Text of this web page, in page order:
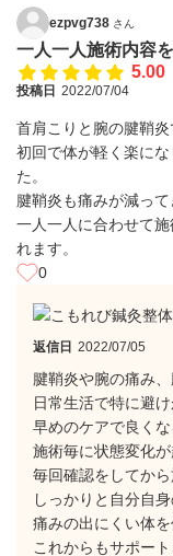
ezpvg738 さん
一人一人施術内容
5.00
投稿日 2022/07/04
首肩こりと腕の腱鞘炎
初回で体が軽く楽に
た。
腱鞘炎も痛みが減って
一人一人に合わせて
れます。
0
返信日 2022/07/05
腱鞘炎や腕の痛み
日常生活で特に避
早めのケアで良く
施術毎に状態変化
毎回確認をしてから
しっかりと自分自
痛みの出にくい体
これからもサポート